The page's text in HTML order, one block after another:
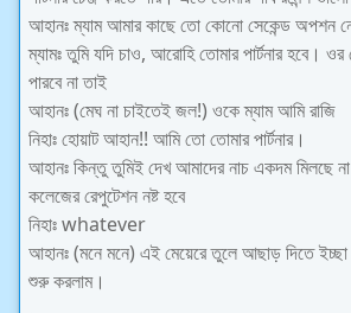
আহানঃ ম্যাম আমার কাছে তো কোনো সেকেন্ড অপশন
ম্যামঃ তুমি যদি চাও, আরোহি তোমার পার্টনার হবে।
পারবে না তাই
আহানঃ (মেঘ না চাইতেই জল!) ওকে ম্যাম আমি রাজি
নিহাঃ হোয়াট আহান!! আমি তো তোমার পার্টনার।
আহানঃ কিন্তু তুমিই দেখ আমাদের নাচ একদম মিলছে
কলেজের রেপুটেশন নষ্ট হবে
নিহাঃ whatever
আহানঃ (মনে মনে) এই মেয়েরে তুলে আছাড় দিতে
শুরু করলাম।